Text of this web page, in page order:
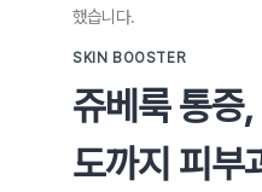
했습니다.
SKIN BOOSTER
쥬베룩 통증
도까지 피부